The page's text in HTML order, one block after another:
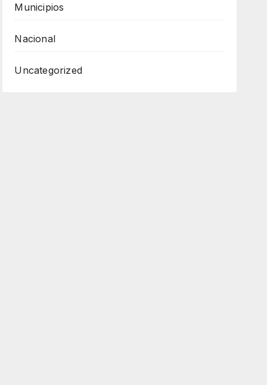
Municipios
Nacional
Uncategorized